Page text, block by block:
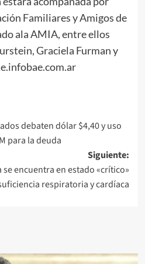
Familiares y Amigos de
ala AMIA, entre ellos
Graciela Furman y
debaten dólar $4,40 y uso
para la deuda
Siguiente:
se encuentra en estado «crítico»
respiratoria y cardíaca